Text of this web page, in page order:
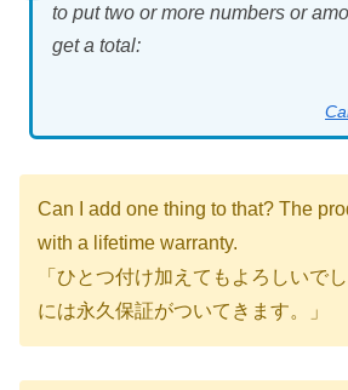
to put two or more numbers or
get a total:
Can I add one thing to that? The
with a lifetime warranty.
「ひとつ付け加えてもよろしいで
には永久保証がついてきます。」